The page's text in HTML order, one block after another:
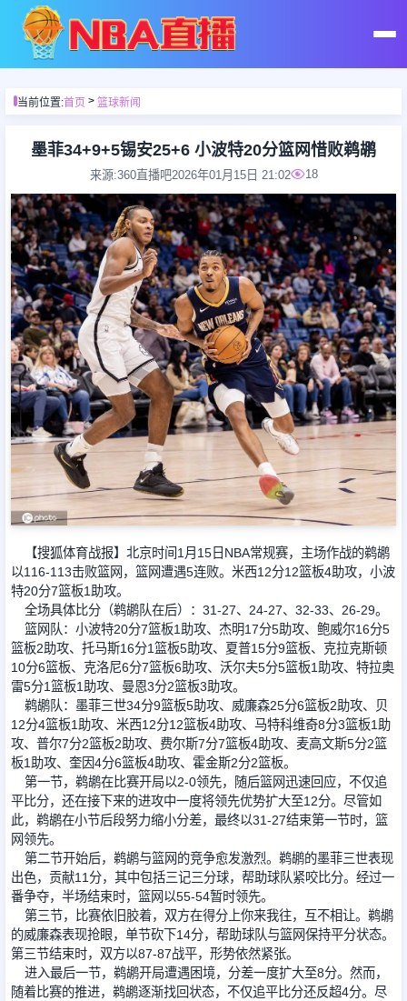
首页
足球直播
篮球直播
足球录像
篮球录像
足球集锦
篮球集锦
足球新闻
篮球新闻
当前位置:首页> 篮球新闻
墨菲34+9+5锡安25+6 小波特20分篮网惜败鹈鹕
来源:360直播吧2026年01月15日 21:02 18
【搜狐体育战报】北京时间1月15日NBA常规赛，主场作战的鹈鹕
以116-113击败篮网，篮网遭遇5连败。米西12分12篮板4助攻，小波
特20分7篮板1助攻。
全场具体比分（鹈鹕队在后）：31-27、24-27、32-33、26-29。
篮网队：小波特20分7篮板1助攻、杰明17分5助攻、鲍威尔16分5
篮板2助攻、托马斯16分1篮板5助攻、夏普15分9篮板、克拉克斯顿
10分6篮板、克洛尼6分7篮板6助攻、沃尔夫5分5篮板1助攻、特拉奥
雷5分1篮板1助攻、曼恩3分2篮板3助攻。
鹈鹕队：墨菲三世34分9篮板5助攻、威廉森25分6篮板2助攻、贝
12分4篮板1助攻、米西12分12篮板4助攻、马特科维奇8分3篮板1助
攻、普尔7分2篮板2助攻、费尔斯7分7篮板4助攻、麦高文斯5分2篮
板1助攻、奎因4分6篮板4助攻、霍金斯2分2篮板。
第一节，鹈鹕在比赛开局以2-0领先，随后篮网迅速回应，不仅追
平比分，还在接下来的进攻中一度将领先优势扩大至12分。尽管如
此，鹈鹕在小节后段努力缩小分差，最终以31-27结束第一节时，篮
网领先。
第二节开始后，鹈鹕与篮网的竞争愈发激烈。鹈鹕的墨菲三世表现
出色，贡献11分，其中包括三记三分球，帮助球队紧咬比分。经过一
番争夺，半场结束时，篮网以55-54暂时领先。
第三节，比赛依旧胶着，双方在得分上你来我往，互不相让。鹈鹕
的威廉森表现抢眼，单节砍下14分，帮助球队与篮网保持平分状态。
第三节结束时，双方以87-87战平，形势依然紧张。
进入最后一节，鹈鹕开局遭遇困境，分差一度扩大至8分。然而，
随着比赛的推进，鹈鹕逐渐找回状态，不仅追平比分还反超4分。尽